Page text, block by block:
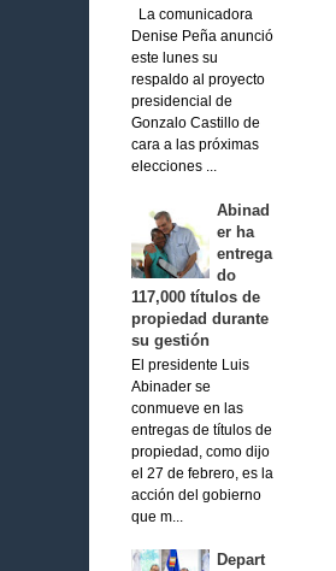
La comunicadora
Denise Peña anunció
este lunes su
respaldo al proyecto
presidencial de
Gonzalo Castillo de
cara a las próximas
elecciones ...
Abinad
er ha
entrega
do
117,000 títulos de
propiedad durante
su gestión
El presidente Luis
Abinader se
conmueve en las
entregas de títulos de
propiedad, como dijo
el 27 de febrero, es la
acción del gobierno
que m...
Depart